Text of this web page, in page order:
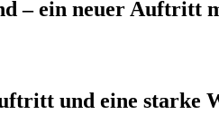
– ein neuer Auftritt
und eine starke